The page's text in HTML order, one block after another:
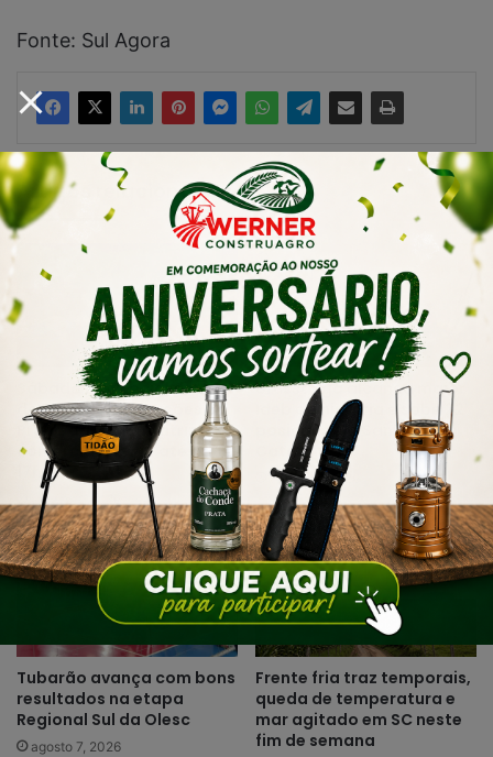
Fonte: Sul Agora
Artigos relacionados
Sábado D especial de Dia
dos Pais terá atrações na
Praça da Igreja Matriz e
comércio aberto até as
agosto 7, 2026
Urussanga alcança maior
Ideb da história e sobe 22
posições em Santa
Catarina
agosto 7, 2026
Tubarão avança com bons
resultados na etapa
Regional Sul da Olesc
agosto 7, 2026
Frente fria traz temporais,
queda de temperatura e
mar agitado em SC neste
fim de semana